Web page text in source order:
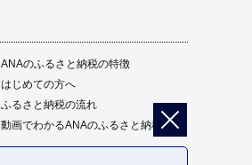
ANAのふるさと納税の特徴
はじめての方へ
ふるさと納税の流れ
動画でわかるANAのふるさと納税